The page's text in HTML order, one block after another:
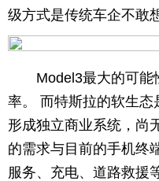
级方式是传统车企不敢
Model3最大的可能
率。 而特斯拉的软生态
形成独立商业系统，尚
的需求与目前的手机终
服务、充电、道路救援